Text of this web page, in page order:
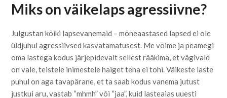
Miks on väikelaps agressiivne?
Julgustan kõiki lapsevanemaid – mõneaastased lapsed ei ole
üldjuhul agressiivsed kasvatamatusest. Me võime ja peamegi
oma lastega kodus järjepidevalt sellest rääkima, et vägivald
on vale, teistele inimestele haiget teha ei tohi. Väikeste laste
puhul on aga tavapärane, et ta saab kodus vanema jutust
justkui aru, vastab “mhmh” või “jaa”, kuid lasteaias uuesti